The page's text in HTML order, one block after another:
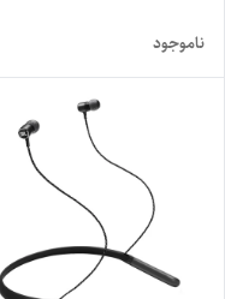
ناموجود